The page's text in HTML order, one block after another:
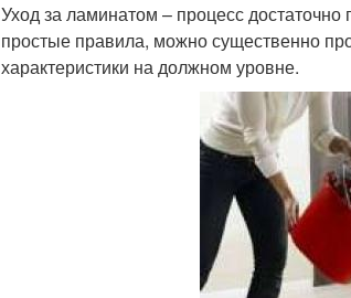
Уход за ламинатом – процесс
простые правила, можно существенно
характеристики на должном уровне.